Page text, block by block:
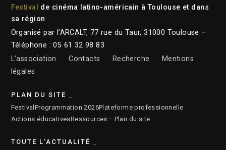
Festival
de cinéma latino-américain à Toulouse et dans
sa région
Organisé par l’ARCALT, 77 rue du Taur, 31000 Toulouse –
Téléphone : 05 61 32 98 83
L’association
Contacts Recherche
Mentions
légales
PLAN DU SITE
Festival Programmation 2026Plateforme professionnelle
Actions éducativesRessources— Plan du site
TOUTE L'ACTUALITÉ